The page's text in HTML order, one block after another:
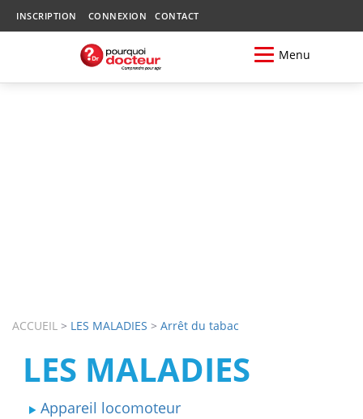
INSCRIPTION CONNEXION CONTACT
Menu
ACCUEIL > LES MALADIES > Arrêt du tabac
LES MALADIES
Appareil locomoteur